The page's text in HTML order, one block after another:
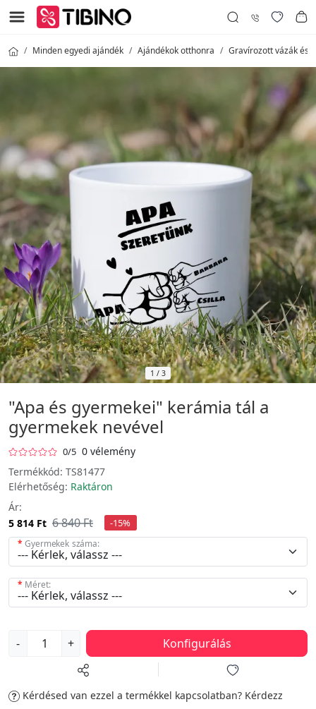
Minden egyedi ajándék Ajándékok otthonra Gravírozott vázák és
1 / 3
"Apa és gyermekei" kerámia tál a
gyermekek nevével
0/5 0 vélemény
Termékkód: TS81477
Elérhetőség: Raktáron
Ár:
5 814 Ft 6 840 Ft -15%
Gyermekek száma:
Méret:
- + Konfigurálás
Kérdésed van ezzel a termékkel kapcsolatban? Kérdezz